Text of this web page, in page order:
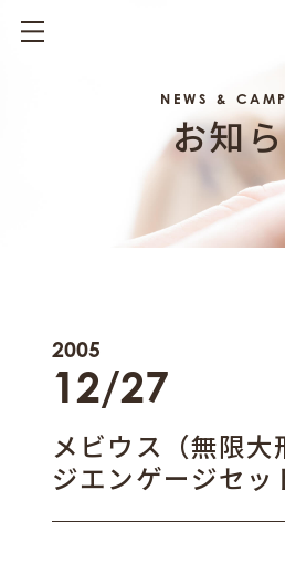
NEWS &
お知
メビウス（無限大
ジエンゲージセッ
2005
12/27